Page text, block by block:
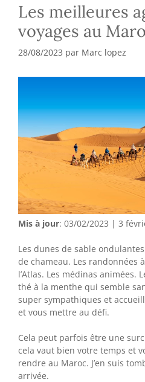
Les meilleures
voyages au
28/08/2023 par Marc lopez
Mis à jour: 03/02/2023 | 3
Les dunes de sable
de chameau. Les randonnées
l’Atlas. Les médinas animées.
thé à la menthe qui semble
super sympathiques et
et vous mettre au défi.
Cela peut parfois être une
cela vaut bien votre temps et
rendre au Maroc. J’en suis
arrivée.